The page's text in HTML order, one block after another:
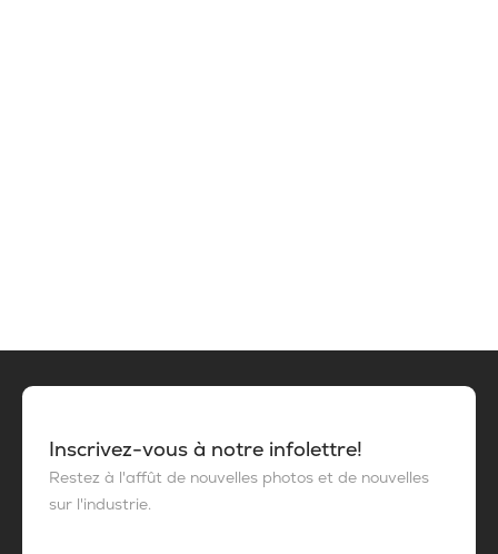
Inscrivez-vous à notre infolettre!
Restez à l'affût de nouvelles photos et de nouvelles
sur l'industrie.